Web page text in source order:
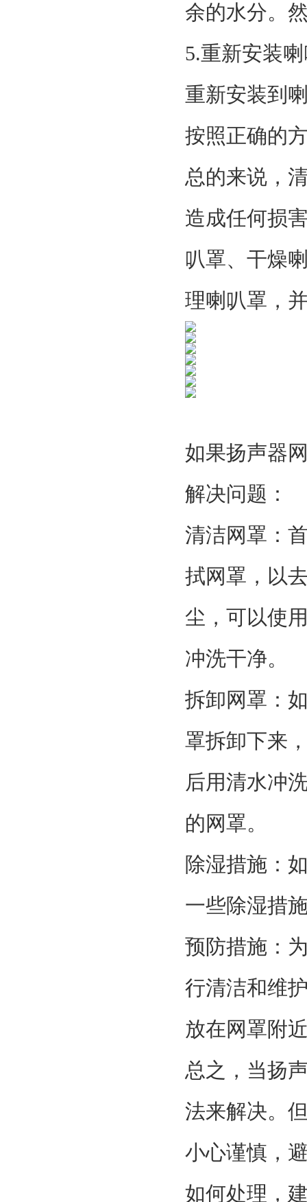
余的水分。
5.重新安装
重新安装到
按照正确的
总的来说，
造成任何损
叭罩、干燥
理喇叭罩，
如果扬声器
解决问题：
清洁网罩：
拭网罩，以
尘，可以使
冲洗干净。
拆卸网罩：
罩拆卸下来
后用清水冲
的网罩。
除湿措施：
一些除湿措
预防措施：
行清洁和维
放在网罩附
总之，当扬
法来解决。
小心谨慎，
如何处理，